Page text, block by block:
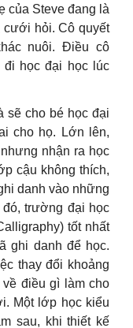
của Steve đang là
cưới hỏi. Cô quyết
nuôi. Điều cô
đi học đại học lúc
sẽ cho bé học đại
cho họ. Lớn lên,
nhận ra học
cậu không thích,
danh vào những
trường đại học
tốt nhất
ghi danh để học.
thay đổi khoảng
điều gì làm cho
Một lớp học kiểu
sau, khi thiết kế